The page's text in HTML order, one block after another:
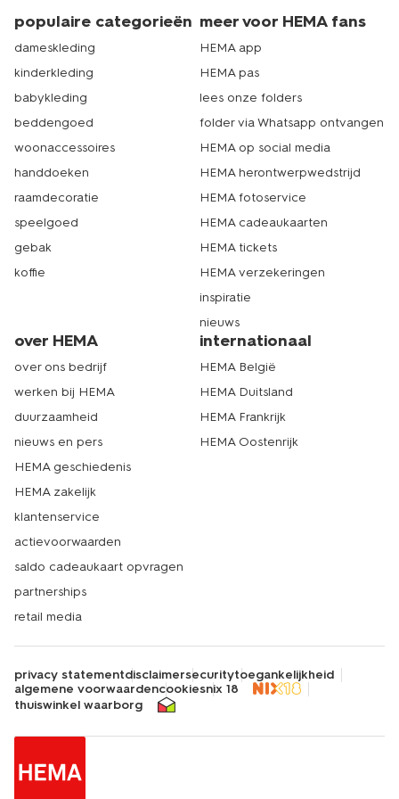
populaire categorieën
dameskleding
kinderkleding
babykleding
beddengoed
woonaccessoires
handdoeken
raamdecoratie
speelgoed
gebak
koffie
meer voor HEMA fans
HEMA app
HEMA pas
lees onze folders
folder via Whatsapp ontvangen
HEMA op social media
HEMA herontwerpwedstrijd
HEMA fotoservice
HEMA cadeaukaarten
HEMA tickets
HEMA verzekeringen
inspiratie
nieuws
over HEMA
over ons bedrijf
werken bij HEMA
duurzaamheid
nieuws en pers
HEMA geschiedenis
HEMA zakelijk
klantenservice
actievoorwaarden
saldo cadeaukaart opvragen
partnerships
retail media
internationaal
HEMA België
HEMA Duitsland
HEMA Frankrijk
HEMA Oostenrijk
privacy statementdisclaimersecuritytoegankelijkheid
algemene voorwaardencookiesnix 18
thuiswinkel waarborg